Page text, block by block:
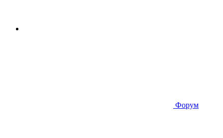
Форум